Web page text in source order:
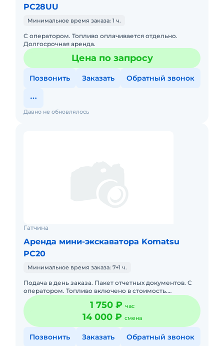
PC28UU
Минимальное время заказа: 1 ч.
С оператором. Топливо оплачивается отдельно.
Долгосрочная аренда.
Цена по запросу
Позвонить Заказать Обратный звонок
Давно не обновлялось
Гатчина
Аренда мини-экскаватора Komatsu
PC20
Минимальное время заказа: 7+1 ч.
Подача в день заказа. Пакет отчетных документов. С
оператором. Топливо включено в стоимость.
Долгосрочная аренда.
1 750 ₽ час
14 000 ₽ смена
Позвонить Заказать Обратный звонок